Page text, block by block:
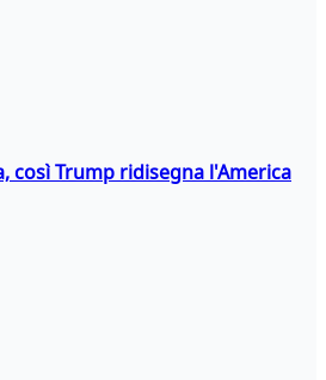
così Trump ridisegna l'America